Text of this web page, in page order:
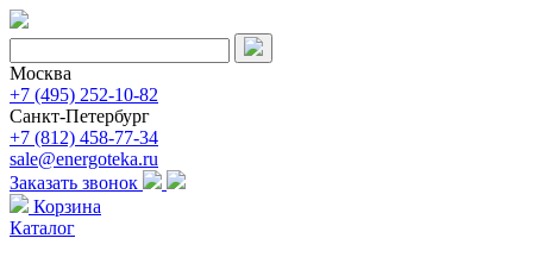
Москва
+7 (495) 252-10-82
Санкт-Петербург
+7 (812) 458-77-34
sale@energoteka.ru
Заказать звонок
Корзина
Каталог